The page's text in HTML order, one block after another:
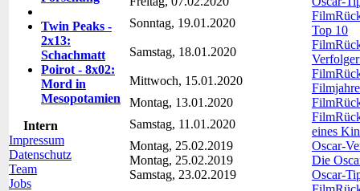
Twin Peaks -
2x13:
Schachmatt
Poirot - 8x02:
Mord in
Mesopotamien
Intern
Impressum
Datenschutz
Team
Jobs
Sonntag, 19.01.2020
Top 10
Samstag, 18.01.2020
Mittwoch, 15.01.2020
Montag, 13.01.2020
Samstag, 11.01.2020
eines
Montag, 25.02.2019
Oscar-
Montag, 25.02.2019
Die
Samstag, 23.02.2019
Oscar-